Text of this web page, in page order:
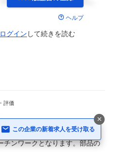
ヘルプ
ログイン して続きを読む
評価
済み 2021年頃
チンワークとなります。部品の
この企業の新着求人を受け取る